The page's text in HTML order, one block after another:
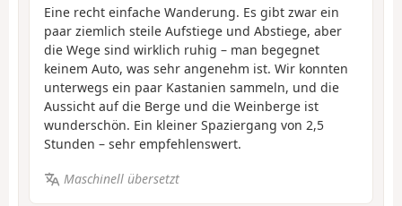
Eine recht einfache Wanderung. Es gibt zwar ein
paar ziemlich steile Aufstiege und Abstiege, aber
die Wege sind wirklich ruhig – man begegnet
keinem Auto, was sehr angenehm ist. Wir konnten
unterwegs ein paar Kastanien sammeln, und die
Aussicht auf die Berge und die Weinberge ist
wunderschön. Ein kleiner Spaziergang von 2,5
Stunden – sehr empfehlenswert.
Maschinell übersetzt